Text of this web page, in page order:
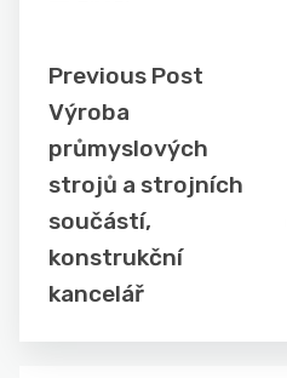
Previous Post
Výroba
průmyslových
strojů a strojních
součástí,
konstrukční
kancelář